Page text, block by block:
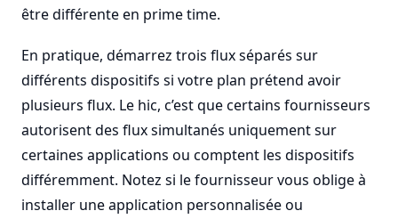
être différente en prime time.
En pratique, démarrez trois flux séparés sur
différents dispositifs si votre plan prétend avoir
plusieurs flux. Le hic, c’est que certains fournisseurs
autorisent des flux simultanés uniquement sur
certaines applications ou comptent les dispositifs
différemment. Notez si le fournisseur vous oblige à
installer une application personnalisée ou